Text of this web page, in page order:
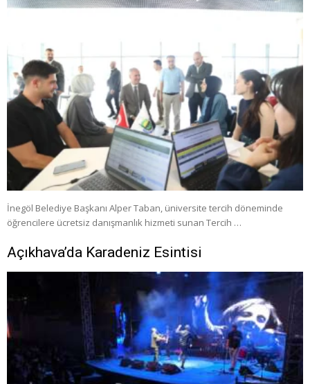
İnegöl Belediye Başkanı Alper Taban, üniversite tercih döneminde
öğrencilere ücretsiz danışmanlık hizmeti sunan Tercih …
Açıkhava’da Karadeniz Esintisi